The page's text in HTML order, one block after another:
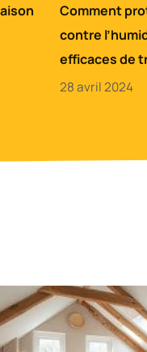
Comment
contre
efficaces de
28 avril 2024